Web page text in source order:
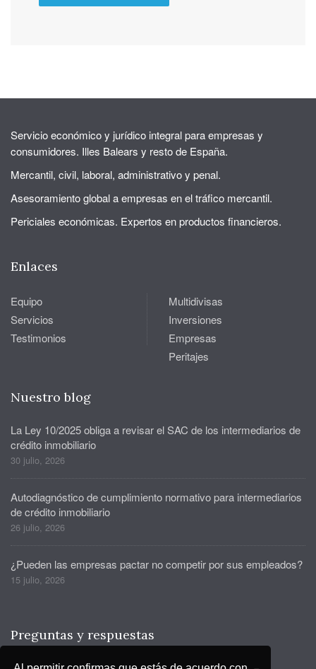
Servicio económico y jurídico integral para empresas y
consumidores. Illes Balears y resto de España.
Mercantil, civil, laboral, administrativo y penal.
Asesoramiento global a empresas en el tráfico mercantil.
Periciales económicas. Expertos en productos financieros.
Enlaces
Equipo
Servicios
Testimonios
Multidivisas
Inversiones
Empresas
Peritajes
Nuestro blog
La Ley 10/2025 obliga a revisar el SAC de los intermediarios de
crédito inmobiliario
30 julio, 2026
Autodiagnóstico de cumplimiento normativo para intermediarios
de crédito inmobiliario
26 julio, 2026
¿Pueden las empresas pactar no competir por sus empleados?
15 julio, 2026
Preguntas y respuestas